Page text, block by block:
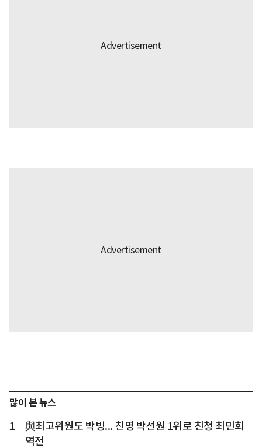
많이 본 뉴스
1
與최고위원도 박빙... 친명 박선원 1위로 친청 최민희
역전